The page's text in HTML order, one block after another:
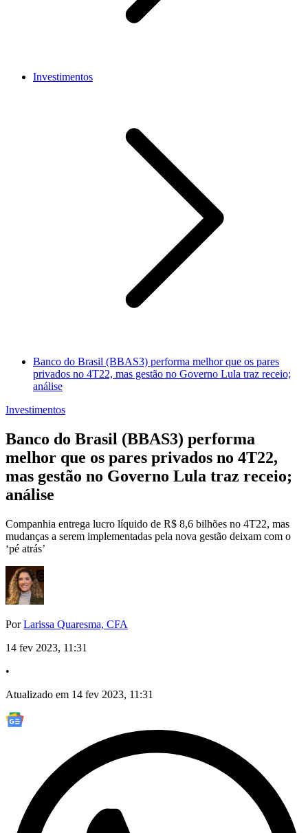
Investimentos
Banco do Brasil (BBAS3) performa melhor que os pares
privados no 4T22, mas gestão no Governo Lula traz receio;
análise
Investimentos
Banco do Brasil (BBAS3) performa
melhor que os pares privados no 4T22,
mas gestão no Governo Lula traz receio;
análise
Companhia entrega lucro líquido de R$ 8,6 bilhões no 4T22, mas
mudanças a serem implementadas pela nova gestão deixam com o
‘pé atrás’
PorLarissa Quaresma, CFA
14 fev 2023, 11:31
•
Atualizado em 14 fev 2023, 11:31